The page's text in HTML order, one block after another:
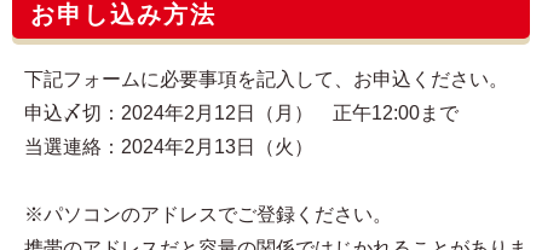
お申し込み方法
下記フォームに必要事項を記入して、お申込ください。
申込〆切：2024年2月12日（月） 正午12:00まで
当選連絡：2024年2月13日（火）
※パソコンのアドレスでご登録ください。